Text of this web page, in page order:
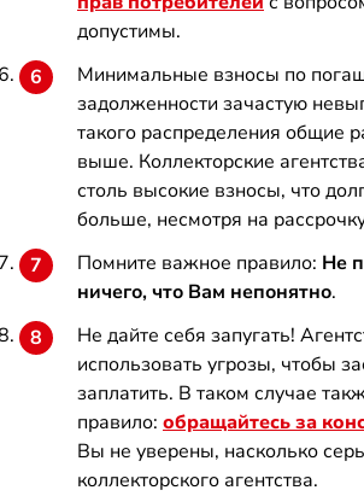
допустимы.
Минимальные взносы по
задолженности зачастую
такого распределения общие
выше. Коллекторские
столь высокие взносы, что
больше, несмотря на
Помните важное правило: Не
ничего, что Вам непонятно.
Не дайте себя запугать!
использовать угрозы, чтобы
заплатить. В таком случае
правило: обращайтесь за
Вы не уверены, насколько
коллекторского агентства.